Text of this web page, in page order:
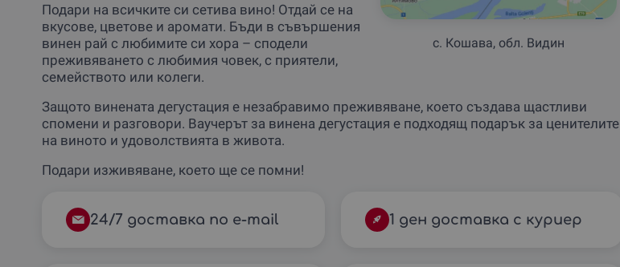
с. Кошава, обл. Видин
Подари на всичките си сетива вино! Отдай се на
вкусове, цветове и аромати. Бъди в съвършения
винен рай с любимите си хора – сподели
преживяването с любимия човек, с приятели,
семейството или колеги.
Защото винената дегустация е незабравимо преживяване, което създава щастливи
спомени и разговори. Ваучерът за винена дегустация е подходящ подарък за ценителите
на виното и удоволствията в живота.
Подари изживяване, което ще се помни!
24/7 доставка по e-mail 1 ден доставка с куриер